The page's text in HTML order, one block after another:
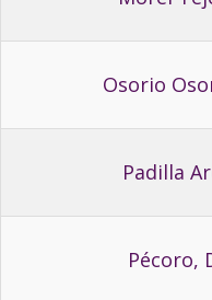
Osorio
Padilla
Pécoro,